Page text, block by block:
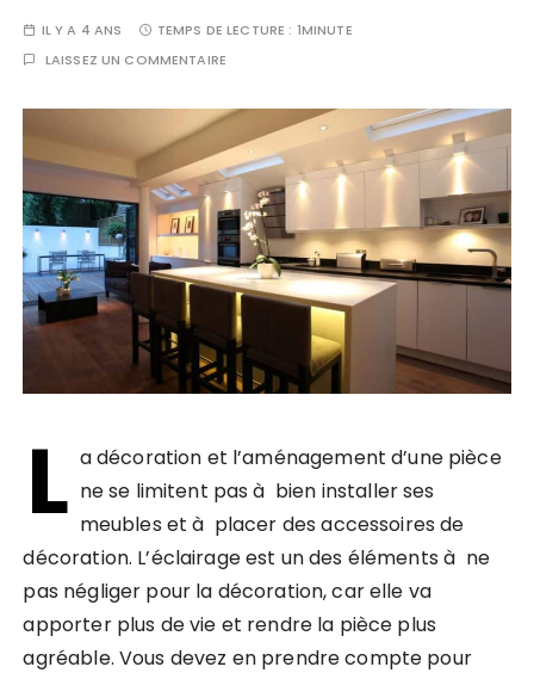
IL Y A 4 ANS TEMPS DE LECTURE : 1MINUTE
LAISSEZ UN COMMENTAIRE
L a décoration et l’aménagement d’une pièce
ne se limitent pas à bien installer ses
meubles et à placer des accessoires de
décoration. L’éclairage est un des éléments à ne
pas négliger pour la décoration, car elle va
apporter plus de vie et rendre la pièce plus
agréable. Vous devez en prendre compte pour